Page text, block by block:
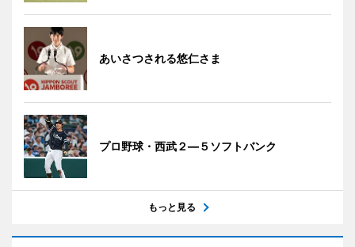
あいさつされる悠仁さま
プロ野球・西武２―５ソフトバンク
もっと見る